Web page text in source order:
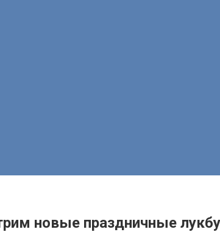
новые праздничные